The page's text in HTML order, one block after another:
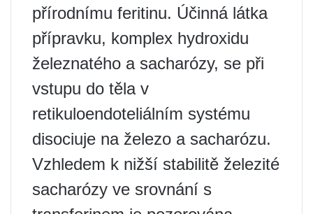
přírodnímu feritinu. Účinná látka
přípravku, komplex hydroxidu
železnatého a sacharózy, se při
vstupu do těla v
retikuloendoteliálním systému
disociuje na železo a sacharózu.
Vzhledem k nižší stabilitě železité
sacharózy ve srovnání s